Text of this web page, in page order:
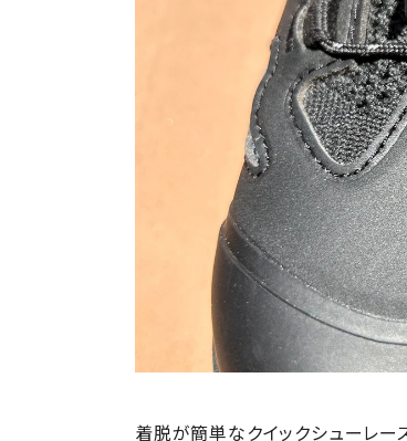
着脱が簡単なクイックシューレー